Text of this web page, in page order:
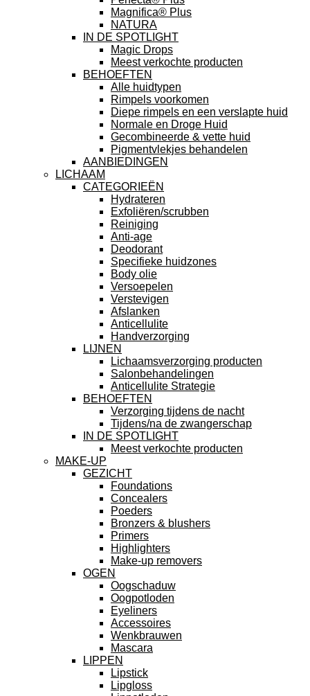
Magnifica® Plus
NATURA
IN DE SPOTLIGHT
Magic Drops
Meest verkochte producten
BEHOEFTEN
Alle huidtypen
Rimpels voorkomen
Diepe rimpels en een verslapte huid
Normale en Droge Huid
Gecombineerde & vette huid
Pigmentvlekjes behandelen
AANBIEDINGEN
LICHAAM
CATEGORIEËN
Hydrateren
Exfoliëren/scrubben
Reiniging
Anti-age
Deodorant
Specifieke huidzones
Body olie
Versoepelen
Verstevigen
Afslanken
Anticellulite
Handverzorging
LIJNEN
Lichaamsverzorging producten
Salonbehandelingen
Anticellulite Strategie
BEHOEFTEN
Verzorging tijdens de nacht
Tijdens/na de zwangerschap
IN DE SPOTLIGHT
Meest verkochte producten
MAKE-UP
GEZICHT
Foundations
Concealers
Poeders
Bronzers & blushers
Primers
Highlighters
Make-up removers
OGEN
Oogschaduw
Oogpotloden
Eyeliners
Accessoires
Wenkbrauwen
Mascara
LIPPEN
Lipstick
Lipgloss